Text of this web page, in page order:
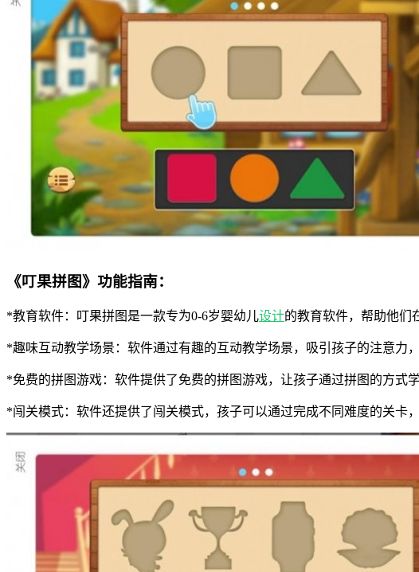
《叮果拼图》功能指南：
*教育软件：叮果拼图是一款专为0-6岁婴幼儿设计的教育软件，帮助他们
*趣味互动教学场景：软件通过有趣的互动教学场景，吸引孩子的注意力
*免费的拼图游戏：软件提供了免费的拼图游戏，让孩子通过拼图的方式
*闯关模式：软件还提供了闯关模式，孩子可以通过完成不同难度的关卡